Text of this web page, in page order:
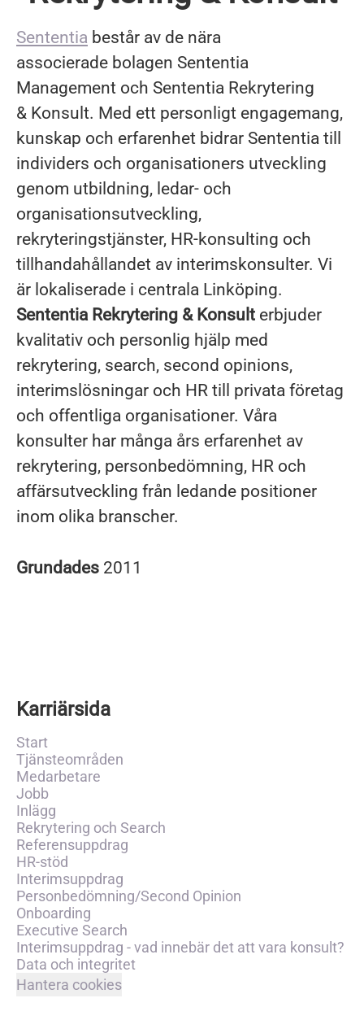
Sententia består av de nära
associerade bolagen Sententia
Management och Sententia Rekrytering
& Konsult. Med ett personligt engagemang,
kunskap och erfarenhet bidrar Sententia till
individers och organisationers utveckling
genom utbildning, ledar- och
organisationsutveckling,
rekryteringstjänster, HR-konsulting och
tillhandahållandet av interimskonsulter. Vi
är lokaliserade i centrala Linköping.
Sententia Rekrytering & Konsult erbjuder
kvalitativ och personlig hjälp med
rekrytering, search, second opinions,
interimslösningar och HR till privata företag
och offentliga organisationer. Våra
konsulter har många års erfarenhet av
rekrytering, personbedömning, HR och
affärsutveckling från ledande positioner
inom olika branscher.
Grundades 2011
Karriärsida
Start
Tjänsteområden
Medarbetare
Jobb
Inlägg
Rekrytering och Search
Referensuppdrag
HR-stöd
Interimsuppdrag
Personbedömning/Second Opinion
Onboarding
Executive Search
Interimsuppdrag - vad innebär det att vara konsult?
Data och integritet
Hantera cookies